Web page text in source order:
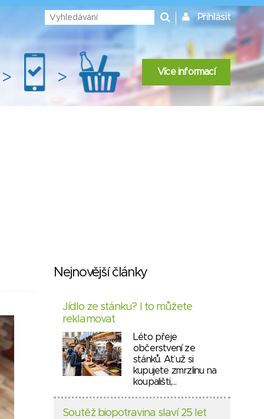
Přihlásit
> > Více informací
Nejnovější články
Jídlo ze stánku? I to můžete
reklamovat
Léto přeje
občerstvení ze
stánků. Ať už si
kupujete zmrzlinu na
koupališti,…
Soutěž biopotravina slaví 25 let